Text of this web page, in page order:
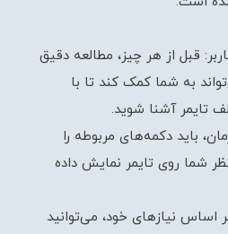
قبل از هر چیز، مطالعه دقیق
به شما کمک کند تا با
تایمر آشنا شوید.
باید دکمه‌های مربوطه را
شما روی تایمر نمایش داده
اساس نیازهای خود، می‌توانید